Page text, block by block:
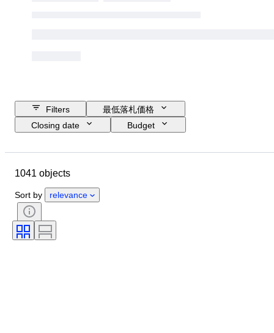
Filters
最低落札価格
Closing date
Budget
素材
時代
石
純度
スタイル
カット
パール光沢
1041 objects
Sort by relevance